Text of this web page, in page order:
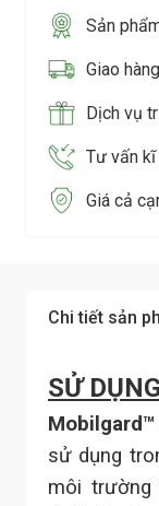
Sản
Giao
Dịch vụ
Tư vấn
Giá cả
Chi tiết sản
SỬ
Mobilgard™
sử dụng
môi trường